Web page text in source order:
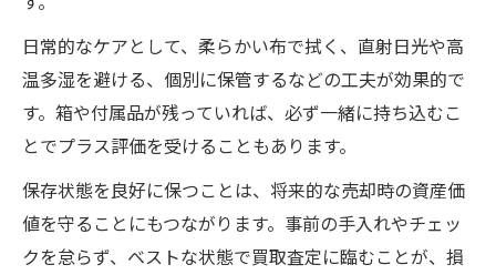
日常的なケアとして、柔らかい布で拭く、直射日光や高
温多湿を避ける、個別に保管するなどの工夫が効果的で
す。箱や付属品が残っていれば、必ず一緒に持ち込むこ
とでプラス評価を受けることもあります。
保存状態を良好に保つことは、将来的な売却時の資産価
値を守ることにもつながります。事前の手入れやチェッ
クを怠らず、ベストな状態で買取査定に臨むことが、損